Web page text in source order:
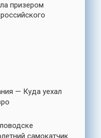
призером
— Куда уехал
самокатчик